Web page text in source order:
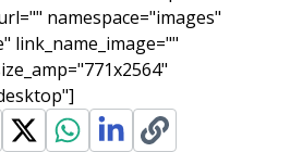
namespace="images"
link_name_image=""